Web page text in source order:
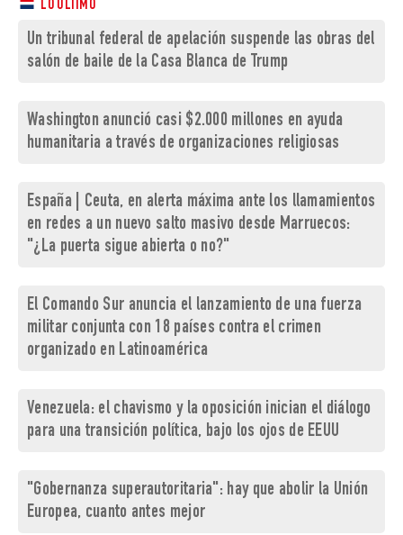
LO ÚLTIMO
Un tribunal federal de apelación suspende las obras del
salón de baile de la Casa Blanca de Trump
Washington anunció casi $2.000 millones en ayuda
humanitaria a través de organizaciones religiosas
España | Ceuta, en alerta máxima ante los llamamientos
en redes a un nuevo salto masivo desde Marruecos:
"¿La puerta sigue abierta o no?"
El Comando Sur anuncia el lanzamiento de una fuerza
militar conjunta con 18 países contra el crimen
organizado en Latinoamérica
Venezuela: el chavismo y la oposición inician el diálogo
para una transición política, bajo los ojos de EEUU
"Gobernanza superautoritaria": hay que abolir la Unión
Europea, cuanto antes mejor